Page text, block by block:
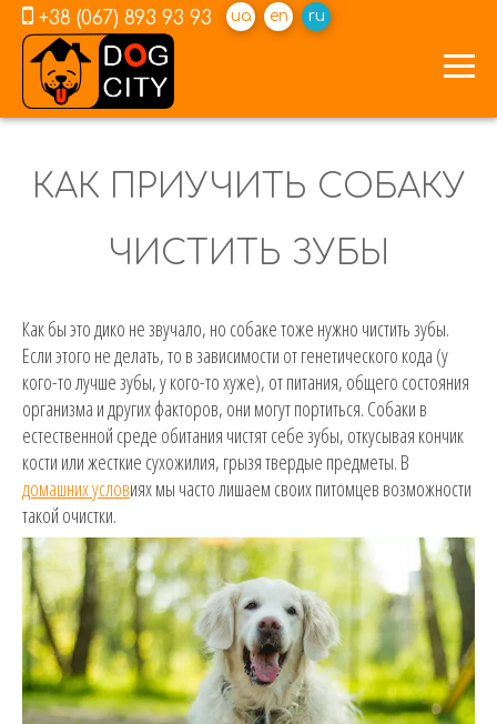
+38 (067) 893 93 93 ua en ru
КАК ПРИУЧИТЬ СОБАКУ
ЧИСТИТЬ ЗУБЫ
Как бы это дико не звучало, но собаке тоже нужно чистить зубы.
Если этого не делать, то в зависимости от генетического кода (у
кого-то лучше зубы, у кого-то хуже), от питания, общего состояния
организма и других факторов, они могут портиться. Собаки в
естественной среде обитания чистят себе зубы, откусывая кончик
кости или жесткие сухожилия, грызя твердые предметы. В
домашних условиях мы часто лишаем своих питомцев возможности
такой очистки.